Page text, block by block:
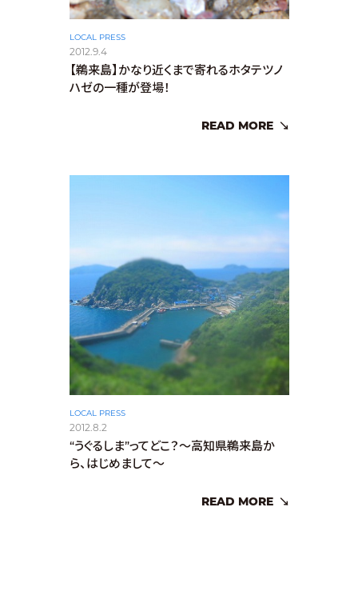
LOCAL PRESS
2012.9.4
【鵜来島】かなり近くまで寄れるホタテツノ
ハゼの一種が登場！
READ MORE
LOCAL PRESS
2012.8.2
“うぐるしま”ってどこ？〜高知県鵜来島か
ら、はじめまして〜
READ MORE